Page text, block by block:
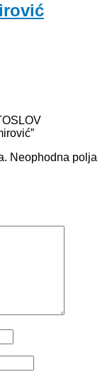
Neophodna polja